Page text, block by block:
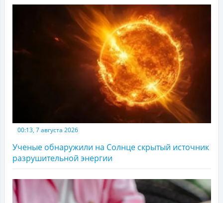
00:13, 7 августа 2026
Ученые обнаружили на Солнце скрытый источник
разрушительной энергии